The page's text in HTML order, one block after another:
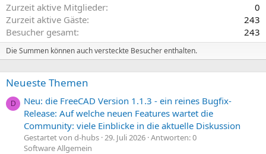
Zurzeit aktive Mitglieder
0
Zurzeit aktive Gäste
243
Besucher gesamt
243
Die Summen können auch versteckte Besucher enthalten.
Neueste Themen
D
Neu: die FreeCAD Version 1.1.3 - ein reines Bugfix-
Release: Auf welche neuen Features wartet die
Community: viele Einblicke in die aktuelle Diskussion
Gestartet von d-hubs 29. Juli 2026 Antworten: 0
Software Allgemein